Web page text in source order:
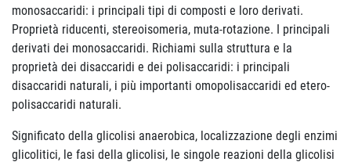
monosaccaridi: i principali tipi di composti e loro derivati.
Proprietà riducenti, stereoisomeria, muta-rotazione. I principali
derivati dei monosaccaridi. Richiami sulla struttura e la
proprietà dei disaccaridi e dei polisaccaridi: i principali
disaccaridi naturali, i più importanti omopolisaccaridi ed etero-
polisaccaridi naturali.
Significato della glicolisi anaerobica, localizzazione degli enzimi
glicolitici, le fasi della glicolisi, le singole reazioni della glicolisi